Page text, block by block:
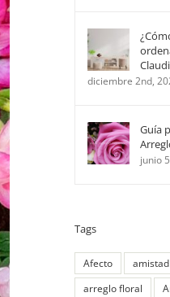
diciembre 2nd,
Guía
junio
Tags
Afecto amistad
arreglo floral